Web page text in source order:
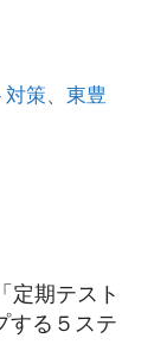
対策、東豊
定期テスト
する５ステ